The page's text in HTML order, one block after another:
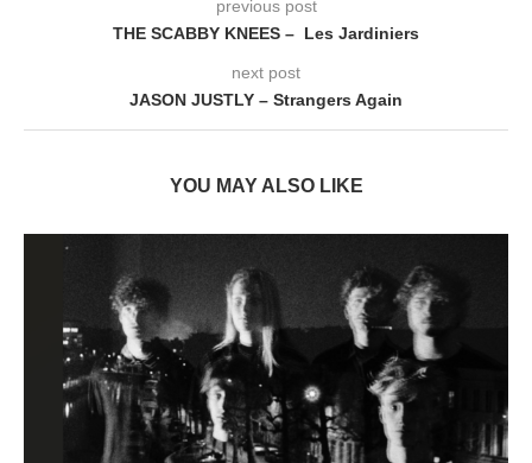
previous post
THE SCABBY KNEES – Les Jardiniers
next post
JASON JUSTLY – Strangers Again
YOU MAY ALSO LIKE